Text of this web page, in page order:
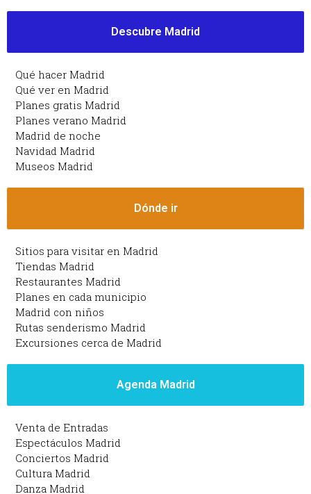
Descubre Madrid
Qué hacer Madrid
Qué ver en Madrid
Planes gratis Madrid
Planes verano Madrid
Madrid de noche
Navidad Madrid
Museos Madrid
Dónde ir
Sitios para visitar en Madrid
Tiendas Madrid
Restaurantes Madrid
Planes en cada municipio
Madrid con niños
Rutas senderismo Madrid
Excursiones cerca de Madrid
Agenda Madrid
Venta de Entradas
Espectáculos Madrid
Conciertos Madrid
Cultura Madrid
Danza Madrid